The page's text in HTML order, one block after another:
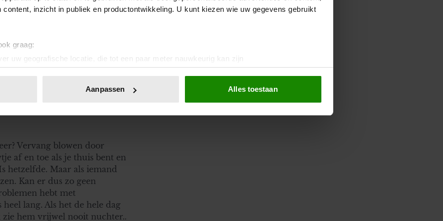
content, inzicht in publiek en productontwikkeling. U kunt kiezen wie uw gegevens gebruikt
graag:
uw geografische locatie, die tot een paar meter nauwkeurig kan zijn
door het actief te scannen op specifieke eigenschappen (fingerprinting)
of intrekken in de Cookieverklaring.
Deze partners kunnen deze gegevens combineren met andere informatie die u aan ze heeft
op basis van uw gebruik van hun services. U gaat akkoord met onze cookies als u
Aanpassen Alles toestaan
nog altijd de keuze om geen
is al overvol plus dat
Wees erop voorbereid dat
leven thuis moeten wonen
woord die wij kennen
gaan nadenken dat over
Vervang blowen door
af en toe als je thuis bent en
hetzelfde. Maar als iemand
Kan er dus zo geen
hebt met
lang. Als het de hele dag
zie hem vrijwel nooit nuchter..